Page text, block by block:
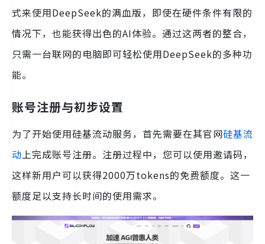
式来使用DeepSeek的满血版，即使在硬件条件有限的
情况下，也能获得出色的AI体验。通过这两者的整合，
只需一台联网的电脑即可轻松使用DeepSeek的多种功
能。
账号注册与初步设置
为了开始使用硅基流动服务，首先需要在其官网硅基流
动上完成账号注册。注册过程中，您可以使用邀请码，
这样新用户可以获得2000万tokens的免费额度。这一
额度足以支持长时间的使用需求。